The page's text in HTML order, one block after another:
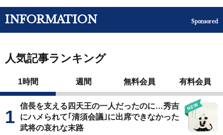
INFORMATION Sponsored
人気記事ランキング
1時間 週間 無料会員 有料会員
信長を支える四天王の一人だったのに…秀吉
にハメられて｢清須会議｣に出席できなかった
武将の哀れな末路